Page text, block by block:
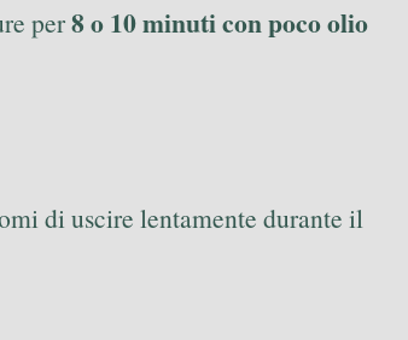
per8 o 10 minuti con poco olio
di uscire lentamente durante il